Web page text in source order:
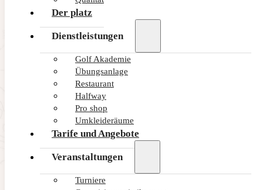
Der platz
Dienstleistungen
Golf Akademie
Übungsanlage
Restaurant
Halfway
Pro shop
Umkleideräume
Tarife und Angebote
Veranstaltungen
Turniere